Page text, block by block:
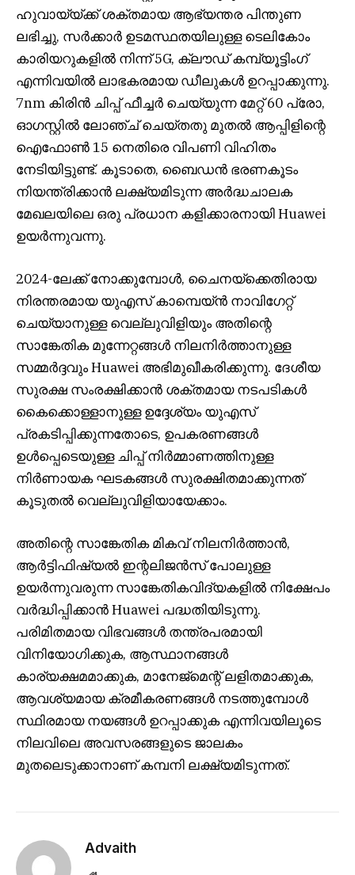
ഹുവായ്യ്‌ക്ക് ശക്തമായ ആഭ്യന്തര പിന്തുണ
ലഭിച്ചു, സർക്കാർ ഉടമസ്ഥതയിലുള്ള ടെലികോം
കാരിയറുകളിൽ നിന്ന് 5G, ക്ലൗഡ് കമ്പ്യൂട്ടിംഗ്
എന്നിവയിൽ ലാഭകരമായ ഡീലുകൾ ഉറപ്പാക്കുന്നു.
7nm കിരിൻ ചിപ്പ് ഫീച്ചർ ചെയ്യുന്ന മേറ്റ് 60 പ്രോ,
ഓഗസ്റ്റിൽ ലോഞ്ച് ചെയ്തതു മുതൽ ആപ്പിളിന്റെ
ഐഫോൺ 15 നെതിരെ വിപണി വിഹിതം
നേടിയിട്ടുണ്ട്. കൂടാതെ, ബൈഡൻ ഭരണകൂടം
നിയന്ത്രിക്കാൻ ലക്ഷ്യമിടുന്ന അർദ്ധചാലക
മേഖലയിലെ ഒരു പ്രധാന കളിക്കാരനായി Huawei
ഉയർന്നുവന്നു.
2024-ലേക്ക് നോക്കുമ്പോൾ, ചൈനയ്‌ക്കെതിരായ
നിരന്തരമായ യുഎസ് കാമ്പെയ്‌ൻ നാവിഗേറ്റ്
ചെയ്യാനുള്ള വെല്ലുവിളിയും അതിന്റെ
സാങ്കേതിക മുന്നേറ്റങ്ങൾ നിലനിർത്താനുള്ള
സമ്മർദ്ദവും Huawei അഭിമുഖീകരിക്കുന്നു. ദേശീയ
സുരക്ഷ സംരക്ഷിക്കാൻ ശക്തമായ നടപടികൾ
കൈക്കൊള്ളാനുള്ള ഉദ്ദേശ്യം യുഎസ്
പ്രകടിപ്പിക്കുന്നതോടെ, ഉപകരണങ്ങൾ
ഉൾപ്പെടെയുള്ള ചിപ്പ് നിർമ്മാണത്തിനുള്ള
നിർണായക ഘടകങ്ങൾ സുരക്ഷിതമാക്കുന്നത്
കൂടുതൽ വെല്ലുവിളിയായേക്കാം.
അതിന്റെ സാങ്കേതിക മികവ് നിലനിർത്താൻ,
ആർട്ടിഫിഷ്യൽ ഇന്റലിജൻസ് പോലുള്ള
ഉയർന്നുവരുന്ന സാങ്കേതികവിദ്യകളിൽ നിക്ഷേപം
വർദ്ധിപ്പിക്കാൻ Huawei പദ്ധതിയിടുന്നു.
പരിമിതമായ വിഭവങ്ങൾ തന്ത്രപരമായി
വിനിയോഗിക്കുക, ആസ്ഥാനങ്ങൾ
കാര്യക്ഷമമാക്കുക, മാനേജ്മെന്റ് ലളിതമാക്കുക,
ആവശ്യമായ ക്രമീകരണങ്ങൾ നടത്തുമ്പോൾ
സ്ഥിരമായ നയങ്ങൾ ഉറപ്പാക്കുക എന്നിവയിലൂടെ
നിലവിലെ അവസരങ്ങളുടെ ജാലകം
മുതലെടുക്കാനാണ് കമ്പനി ലക്ഷ്യമിടുന്നത്.
Advaith